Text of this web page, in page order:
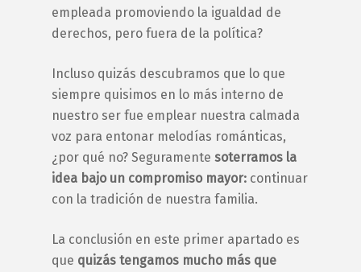
empleada promoviendo la igualdad de
derechos, pero fuera de la política?
Incluso quizás descubramos que lo que
siempre quisimos en lo más interno de
nuestro ser fue emplear nuestra calmada
voz para entonar melodías románticas,
¿por qué no? Seguramente soterramos la
idea bajo un compromiso mayor: continuar
con la tradición de nuestra familia.
La conclusión en este primer apartado es
que quizás tengamos mucho más que